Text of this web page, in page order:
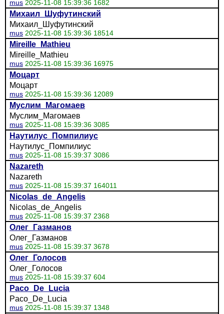
mus 2025-11-08 15:39:36 1682
Михаил_Шуфутинский
Михаил_Шуфутинский
mus 2025-11-08 15:39:36 18514
Mireille_Mathieu
Mireille_Mathieu
mus 2025-11-08 15:39:36 16975
Моцарт
Моцарт
mus 2025-11-08 15:39:36 12089
Муслим_Магомаев
Муслим_Магомаев
mus 2025-11-08 15:39:36 3085
Наутилус_Помпилиус
Наутилус_Помпилиус
mus 2025-11-08 15:39:37 3086
Nazareth
Nazareth
mus 2025-11-08 15:39:37 164011
Nicolas_de_Angelis
Nicolas_de_Angelis
mus 2025-11-08 15:39:37 2368
Олег_Газманов
Олег_Газманов
mus 2025-11-08 15:39:37 3678
Олег_Голосов
Олег_Голосов
mus 2025-11-08 15:39:37 604
Paco_De_Lucia
Paco_De_Lucia
mus 2025-11-08 15:39:37 1348